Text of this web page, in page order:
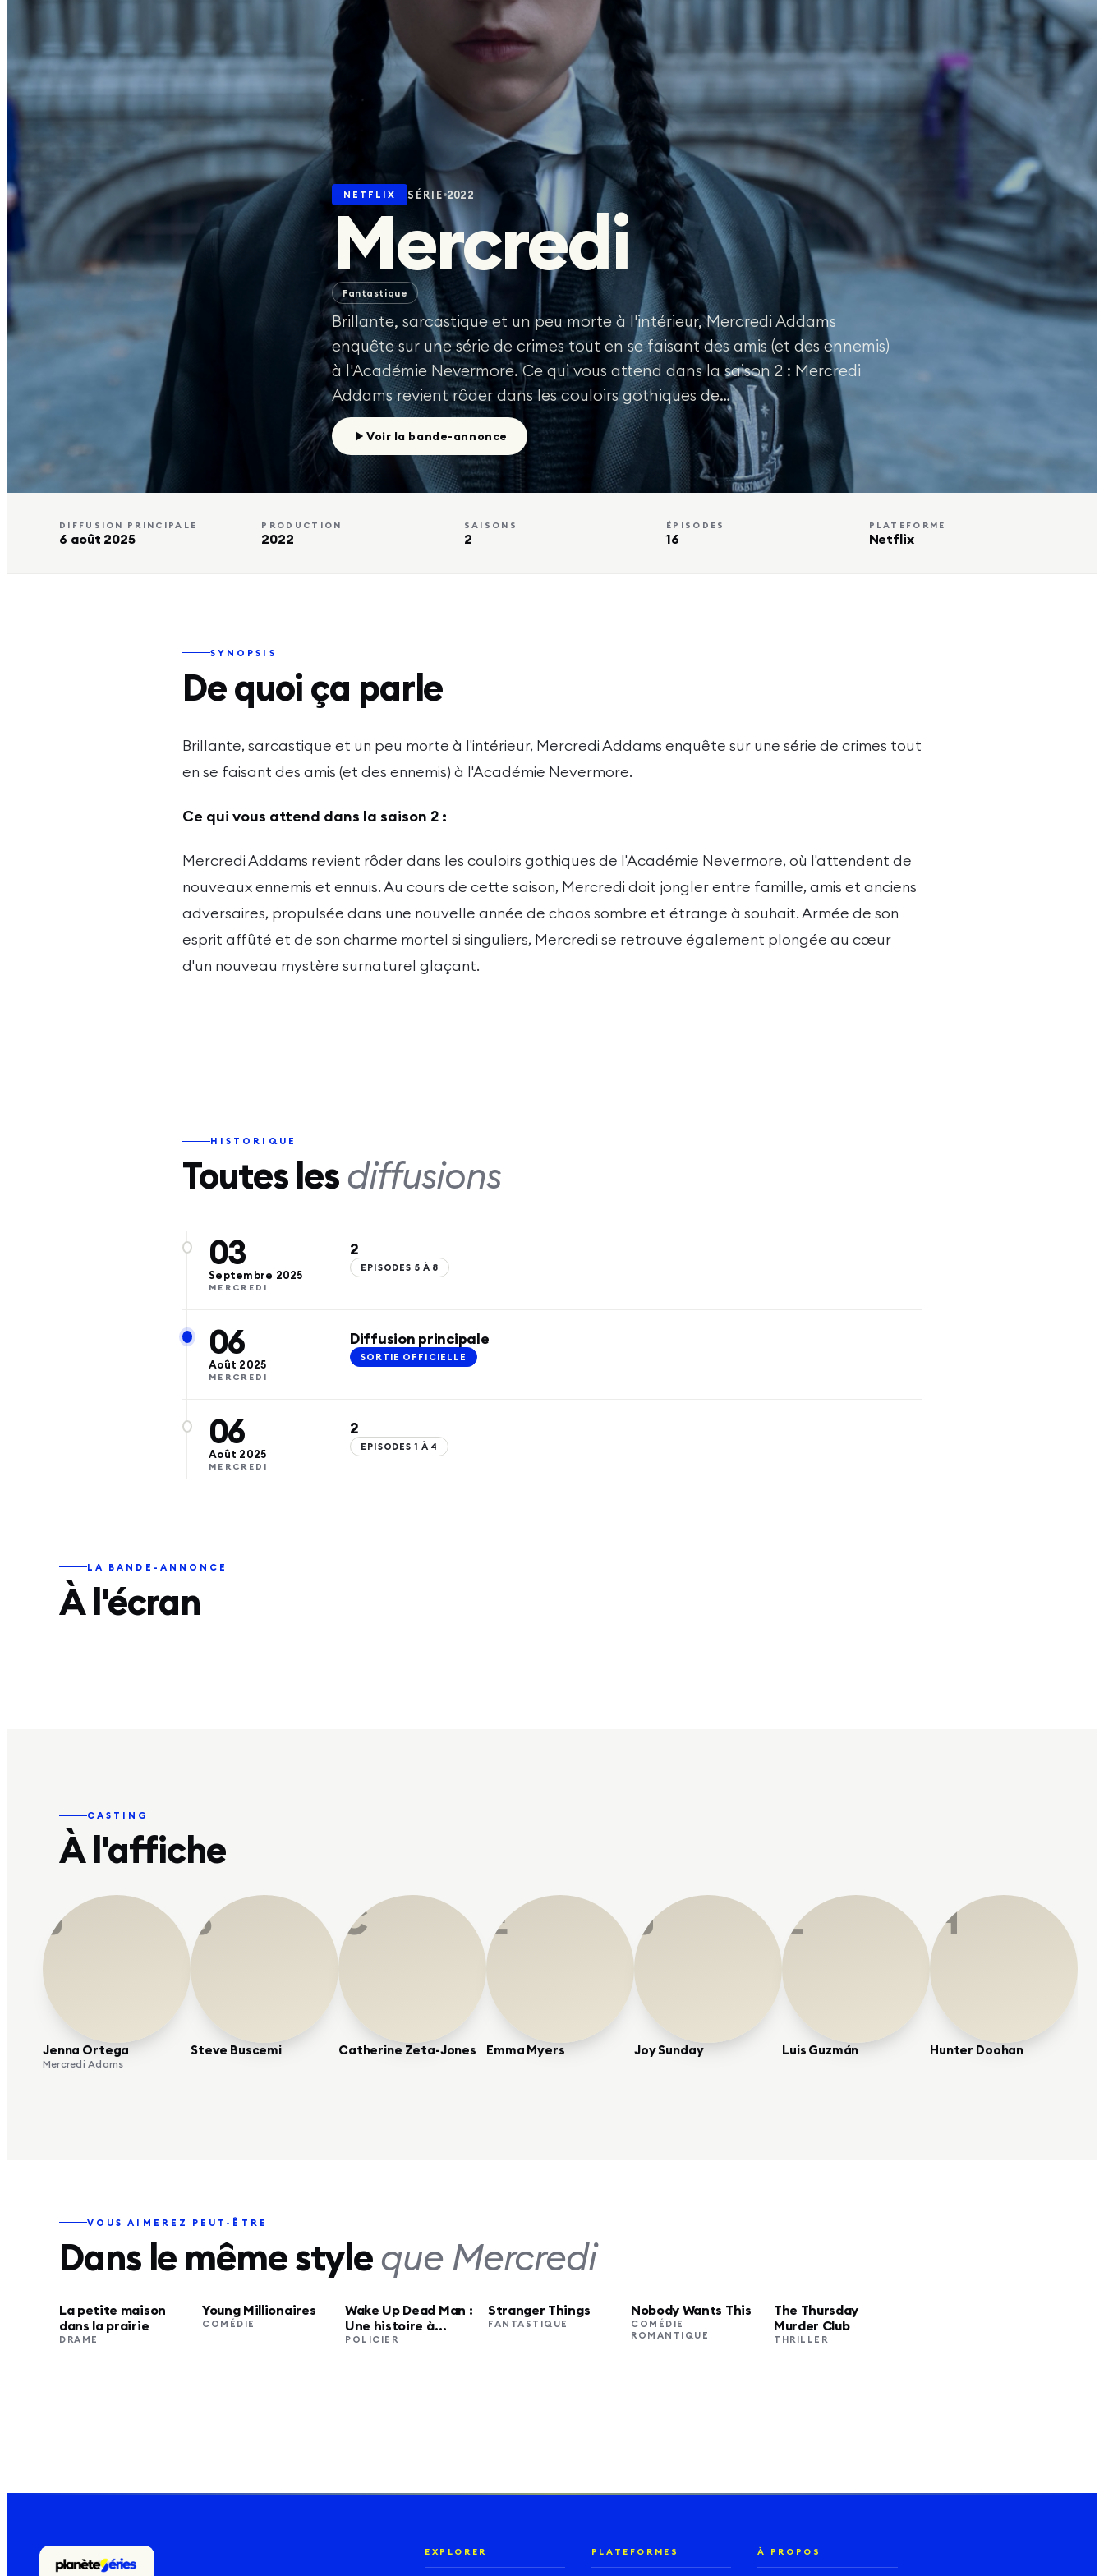
Fantastique
Fantastique
04 Agenda
05 Actus
À LA UNE EN CE MOMENT
SWAT EXILES
SUIVEZ-NOUS
planèteséries · Site créé avec
NETFLIX SÉRIE 2022
Mercredi
Fantastique
Brillante, sarcastique et un peu morte à l'intérieur, Mercredi Addams
enquête sur une série de crimes tout en se faisant des amis (et des ennemis)
à l'Académie Nevermore. Ce qui vous attend dans la saison 2 : Mercredi
Addams revient rôder dans les couloirs gothiques de…
Voir la bande-annonce
DIFFUSION PRINCIPALE
6 août 2025
PRODUCTION
2022
SAISONS
2
ÉPISODES
16
PLATEFORME
Netflix
SYNOPSIS
De quoi ça parle
Brillante, sarcastique et un peu morte à l'intérieur, Mercredi Addams enquête sur une série de crimes tout
en se faisant des amis (et des ennemis) à l'Académie Nevermore.
Ce qui vous attend dans la saison 2 :
Mercredi Addams revient rôder dans les couloirs gothiques de l'Académie Nevermore, où l'attendent de
nouveaux ennemis et ennuis. Au cours de cette saison, Mercredi doit jongler entre famille, amis et anciens
adversaires, propulsée dans une nouvelle année de chaos sombre et étrange à souhait. Armée de son
esprit affûté et de son charme mortel si singuliers, Mercredi se retrouve également plongée au cœur
d'un nouveau mystère surnaturel glaçant.
HISTORIQUE
Toutes lesdiffusions
03
Septembre 2025
MERCREDI
2
EPISODES 5 À 8
06
Août 2025
MERCREDI
Diffusion principale
SORTIE OFFICIELLE
06
Août 2025
MERCREDI
2
EPISODES 1 À 4
LA BANDE-ANNONCE
À l'écran
CASTING
À l'affiche
J
Jenna Ortega
Mercredi Adams
S
Steve Buscemi
C
Catherine Zeta-Jones
E
Emma Myers
J
Joy Sunday
L
Luis Guzmán
H
Hunter Doohan
VOUS AIMEREZ PEUT-ÊTRE
Dans le même stylequeMercredi
NETFLIX
La petite maison
dans la prairie
DRAME
NETFLIX
Young Millionaires
COMÉDIE NETFLIX
Wake Up Dead Man :
Une histoire à
couteaux tirés
POLICIER
NETFLIX
Stranger Things
FANTASTIQUE NETFLIX
Nobody Wants This
COMÉDIE
ROMANTIQUE
NETFLIX
The Thursday
Murder Club
THRILLER
EXPLORER PLATEFORMES À PROPOS